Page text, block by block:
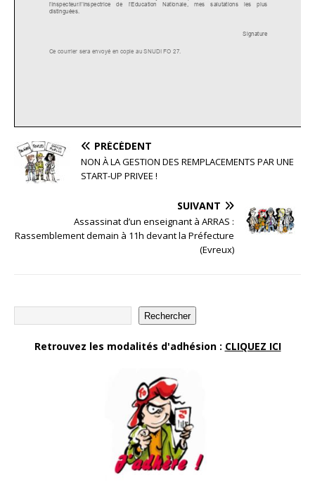
PRÉCÉDENT
NON À LA GESTION DES REMPLACEMENTS PAR UNE
START-UP PRIVEE !
SUIVANT
Assassinat d’un enseignant à ARRAS :
Rassemblement demain à 11h devant la Préfecture
(Evreux)
Rechercher
Retrouvez les modalités d'adhésion : CLIQUEZ ICI